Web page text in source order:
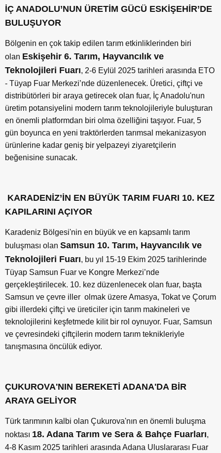
İÇ ANADOLU’NUN ÜRETİM GÜCÜ ESKİŞEHİR’DE
BULUŞUYOR
Bölgenin en çok takip edilen tarım etkinliklerinden biri
olan Eskişehir 6. Tarım, Hayvancılık ve
Teknolojileri Fuarı, 2-6 Eylül 2025 tarihleri arasında ETO
- Tüyap Fuar Merkezi’nde düzenlenecek. Üretici, çiftçi ve
distribütörleri bir araya getirecek olan fuar, İç Anadolu'nun
üretim potansiyelini modern tarım teknolojileriyle buluşturan
en önemli platformdan biri olma özelliğini taşıyor. Fuar, 5
gün boyunca en yeni traktörlerden tarımsal mekanizasyon
ürünlerine kadar geniş bir yelpazeyi ziyaretçilerin
beğenisine sunacak.
KARADENİZ’İN EN BÜYÜK TARIM FUARI 10. KEZ
KAPILARINI AÇIYOR
Karadeniz Bölgesi'nin en büyük ve en kapsamlı tarım
buluşması olan Samsun 10. Tarım, Hayvancılık ve
Teknolojileri Fuarı, bu yıl 15-19 Ekim 2025 tarihlerinde
Tüyap Samsun Fuar ve Kongre Merkezi’nde
gerçekleştirilecek. 10. kez düzenlenecek olan fuar, başta
Samsun ve çevre iller olmak üzere Amasya, Tokat ve Çorum
gibi illerdeki çiftçi ve üreticiler için tarım makineleri ve
teknolojilerini keşfetmede kilit bir rol oynuyor. Fuar, Samsun
ve çevresindeki çiftçilerin modern tarım teknikleriyle
tanışmasına öncülük ediyor.
ÇUKUROVA'NIN BEREKETİ ADANA'DA BİR
ARAYA GELİYOR
Türk tarımının kalbi olan Çukurova'nın en önemli buluşma
noktası 18. Adana Tarım ve Sera & Bahçe Fuarları,
4-8 Kasım 2025 tarihleri arasında Adana Uluslararası Fuar